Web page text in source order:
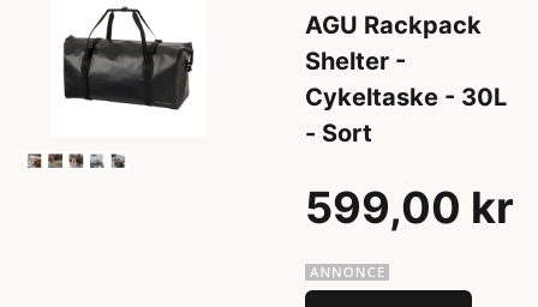
AGU Rackpack
Shelter -
Cykeltaske - 30L
- Sort
599,00 kr